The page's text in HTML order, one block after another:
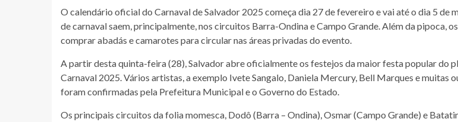
O calendário oficial do Carnaval de Salvador 2025 começa dia 27 de fevereiro e vai até o dia 5 de
de carnaval saem, principalmente, nos circuitos Barra-Ondina e Campo Grande. Além da pipoca,
comprar abadás e camarotes para circular nas áreas privadas do evento.
A partir desta quinta-feira (28), Salvador abre oficialmente os festejos da maior festa popular do
Carnaval 2025. Vários artistas, a exemplo Ivete Sangalo, Daniela Mercury, Bell Marques e muitas
foram confirmadas pela Prefeitura Municipal e o Governo do Estado.
Os principais circuitos da folia momesca, Dodô (Barra – Ondina), Osmar (Campo Grande) e